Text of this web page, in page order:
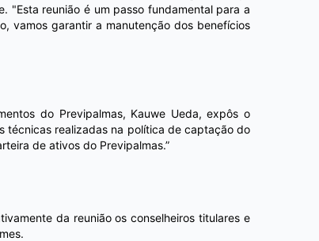
"Esta reunião é um passo fundamental para a
vamos garantir a manutenção dos benefícios
do Previpalmas, Kauwe Ueda, expôs o
técnicas realizadas na política de captação do
de ativos do Previpalmas.”
da reunião os conselheiros titulares e